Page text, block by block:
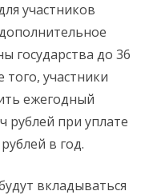
участников
государства до 36
того, участники
ежегодный
рублей при уплате
в год.
вкладываться